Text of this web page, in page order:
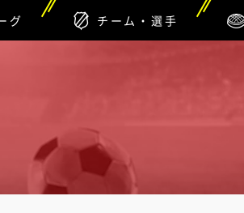
グ チーム・選手